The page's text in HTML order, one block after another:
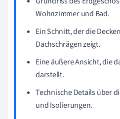
Wohnzimmer und Bad.
Ein Schnitt, der die
Dachschrägen zeigt.
Eine äußere Ansicht, die
darstellt.
Technische Details über
und Isolierungen.